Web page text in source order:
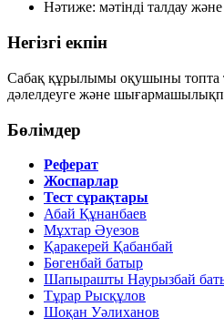
Нәтиже: мәтінді талдау
Негізгі екпін
Сабақ құрылымы оқушыны топта
дәлелдеуге және
Бөлімдер
Реферат
Жоспарлар
Тест сұрақтары
Абай Құнанбаев
Мұхтар Әуезов
Қаракерей Қабанбай
Бөгенбай батыр
Шапырашты Наурызбай
Тұрар Рысқұлов
Шоқан Уәлиханов